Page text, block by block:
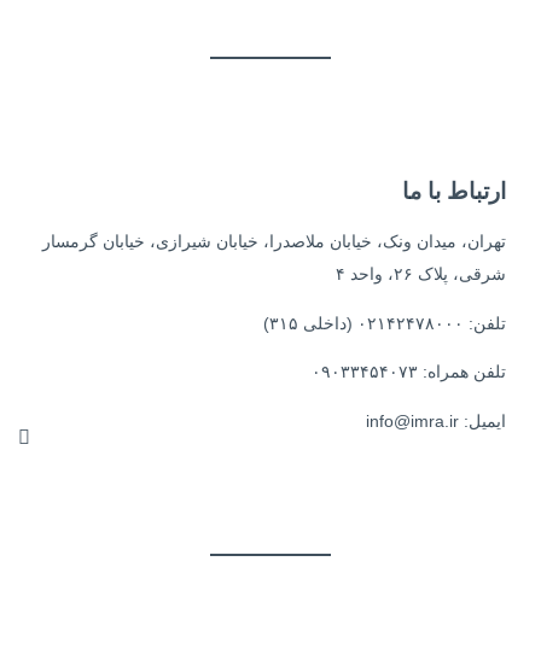
ارتباط با ما
تهران، میدان ونک، خیابان ملاصدرا، خیابان شیرازی، خیابان گرمسار
شرقی، پلاک ۲۶، واحد ۴
تلفن: ۰۲۱۴۲۴۷۸۰۰۰ (داخلی ۳۱۵)
تلفن همراه: ۰۹۰۳۳۴۵۴۰۷۳
ایمیل: info@imra.ir